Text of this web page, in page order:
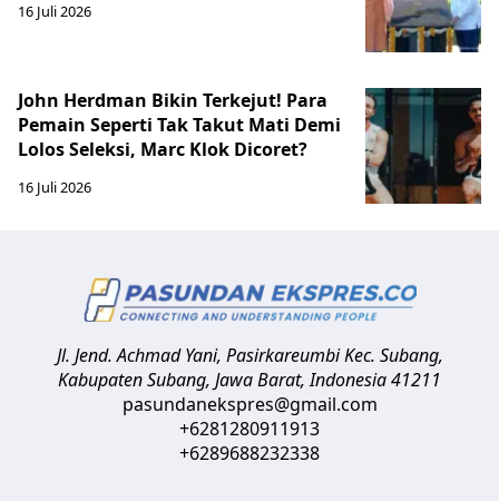
16 Juli 2026
John Herdman Bikin Terkejut! Para
Pemain Seperti Tak Takut Mati Demi
Lolos Seleksi, Marc Klok Dicoret?
16 Juli 2026
Jl. Jend. Achmad Yani, Pasirkareumbi Kec. Subang,
Kabupaten Subang, Jawa Barat,Indonesia41211
pasundanekspres@gmail.com
+6281280911913
+6289688232338